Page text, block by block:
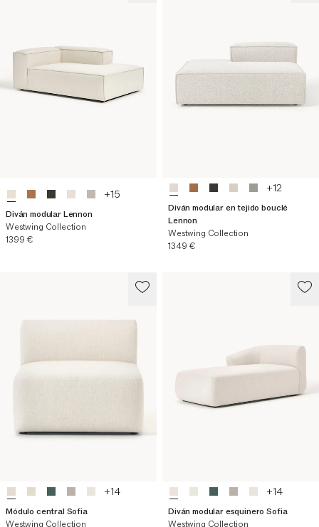
+15
Diván modular Lennon
Westwing Collection
Precio actual
1399 €
+12
Diván modular en tejido bouclé
Lennon
Westwing Collection
Precio actual
1349 €
+14
Módulo central Sofia
Westwing Collection
+14
Diván modular esquinero Sofia
Westwing Collection